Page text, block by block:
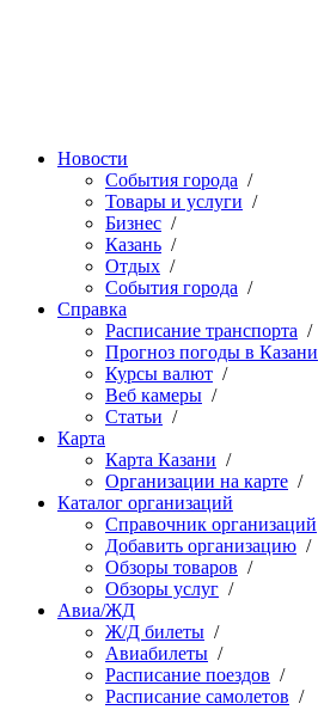
Новости
События города /
Товары и услуги /
Бизнес /
Казань /
Отдых /
События города /
Справка
Расписание транспорта /
Прогноз погоды в Казани
Курсы валют /
Веб камеры /
Статьи /
Карта
Карта Казани /
Организации на карте /
Каталог организаций
Справочник организаций
Добавить организацию /
Обзоры товаров /
Обзоры услуг /
Авиа/ЖД
Ж/Д билеты /
Авиабилеты /
Расписание поездов /
Расписание самолетов /